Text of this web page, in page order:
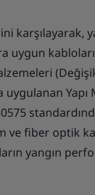
karşılayarak,
uygun
uygulanan
ve fiber optik
yangın